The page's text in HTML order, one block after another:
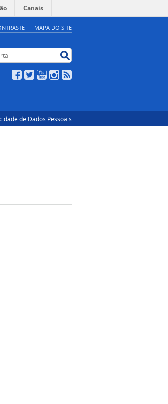
MAPA DO SITE
Canais
Facebook
TwitterYouTubeInstagram
de Dados Pessoais